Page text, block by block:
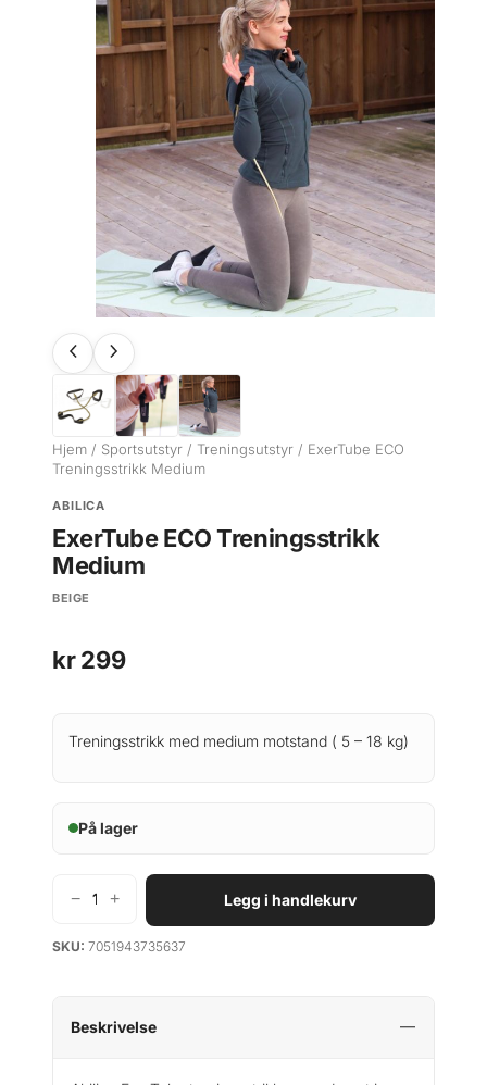
Hjem / Sportsutstyr / Treningsutstyr / ExerTube ECO
Treningsstrikk Medium
ABILICA
ExerTube ECO Treningsstrikk
Medium
BEIGE
kr299
Treningsstrikk med medium motstand ( 5 – 18 kg)
På lager
i
− + Legg i handlekurv
SKU: 7051943735637
Beskrivelse